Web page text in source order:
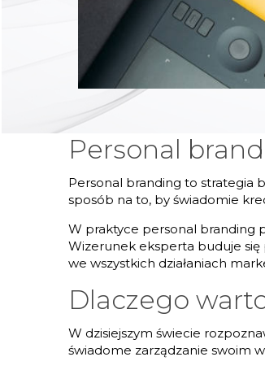
Personal
Personal branding to strategia
sposób na to, by świadomie
W praktyce personal branding
Wizerunek eksperta buduje
we wszystkich działaniach
Dlaczego
W dzisiejszym świecie
świadome zarządzanie swoim